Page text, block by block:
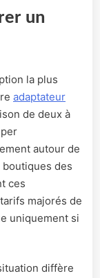
un
la plus
adaptateur
de deux à
autour de
boutiques des
ces
majorés de
uniquement si
diffère